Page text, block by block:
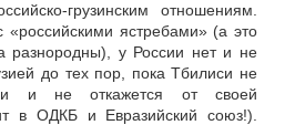
грузинским отношениям.
ястребами» (а это
разнородны), у России нет и не
до тех пор, пока Тбилиси не
и не откажется от своей
в ОДКБ и Евразийский союз!).